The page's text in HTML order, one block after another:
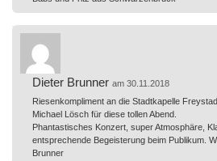
Dieter Brunner am 30.11.2018
Riesenkompliment an die Stadtkapelle
Michael Lösch für diese tollen Abend.
Phantastisches Konzert, super Atmosphäre,
entsprechende Begeisterung beim Publikum.
Brunner